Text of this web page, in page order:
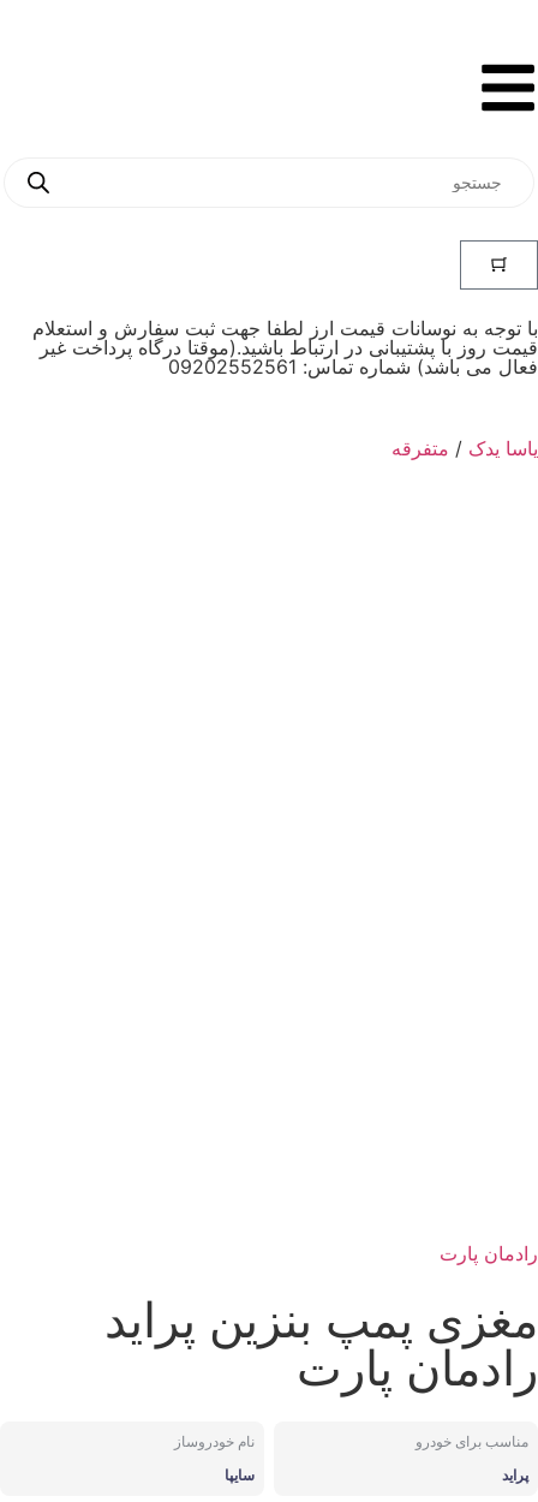
با توجه به نوسانات قیمت ارز لطفا جهت ثبت سفارش و استعلام
قیمت روز با پشتیبانی در ارتباط باشید.(موقتا درگاه پرداخت غیر
فعال می باشد) شماره تماس: 09202552561
یاسا یدک / متفرقه
رادمان پارت
مغزی پمپ بنزین پراید
رادمان پارت
مناسب برای خودرو
پراید
نام خودروساز
سایپا